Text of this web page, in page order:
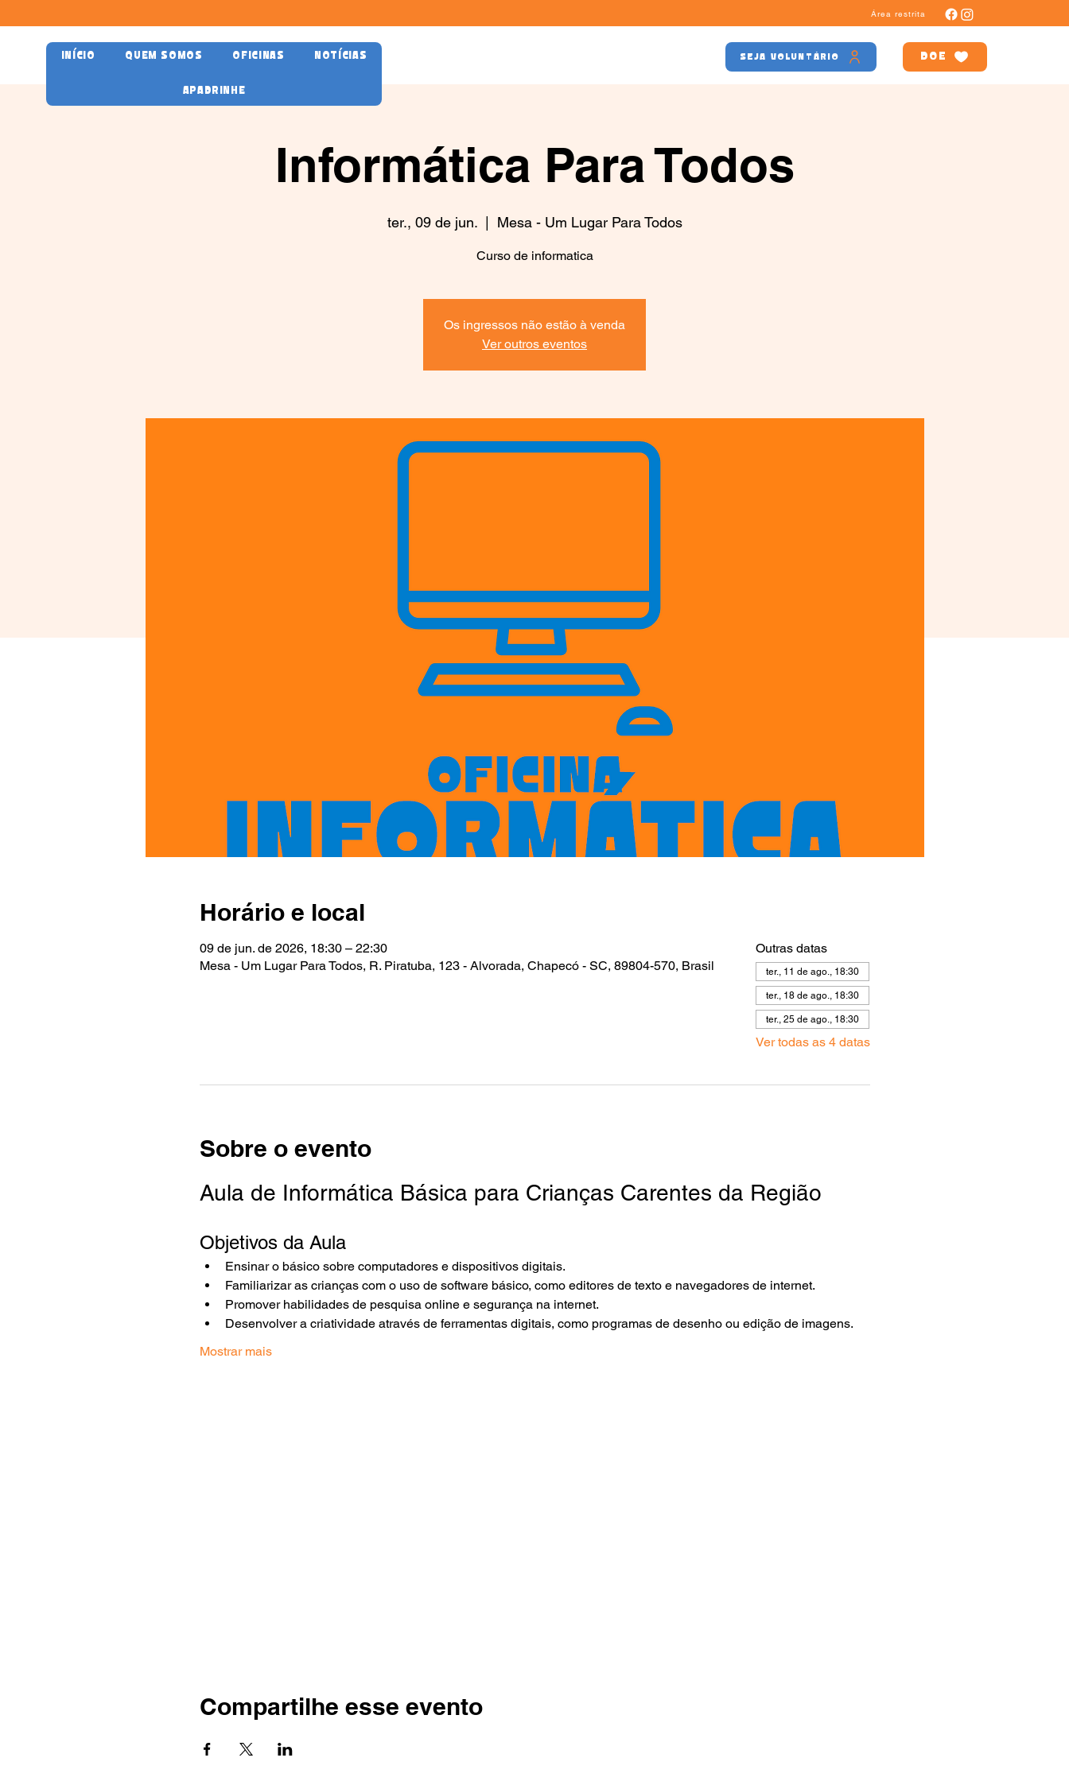
INÍCIO QUEM SOMOS OFICINAS NOTÍCIAS
APADRINHE
SEJA VOLUNTÁRIO DOE
Área restrita
Informática Para Todos
ter., 09 de jun.
  |
Mesa - Um Lugar Para Todos
Curso de informatica
Os ingressos não estão à venda
Ver outros eventos
Horário e local
09 de jun. de 2026, 18:30 – 22:30
Mesa - Um Lugar Para Todos, R. Piratuba, 123 - Alvorada, Chapecó - SC, 89804-570, Brasil
Outras datas
ter., 11 de ago., 18:30
ter., 18 de ago., 18:30
ter., 25 de ago., 18:30
Ver todas as 4 datas
Sobre o evento
Aula de Informática Básica para Crianças Carentes da Região
Objetivos da Aula
Ensinar o básico sobre computadores e dispositivos digitais.
Familiarizar as crianças com o uso de software básico, como editores de texto e navegadores de internet.
Promover habilidades de pesquisa online e segurança na internet.
Desenvolver a criatividade através de ferramentas digitais, como programas de desenho ou edição de imagens.
Mostrar mais
Compartilhe esse evento